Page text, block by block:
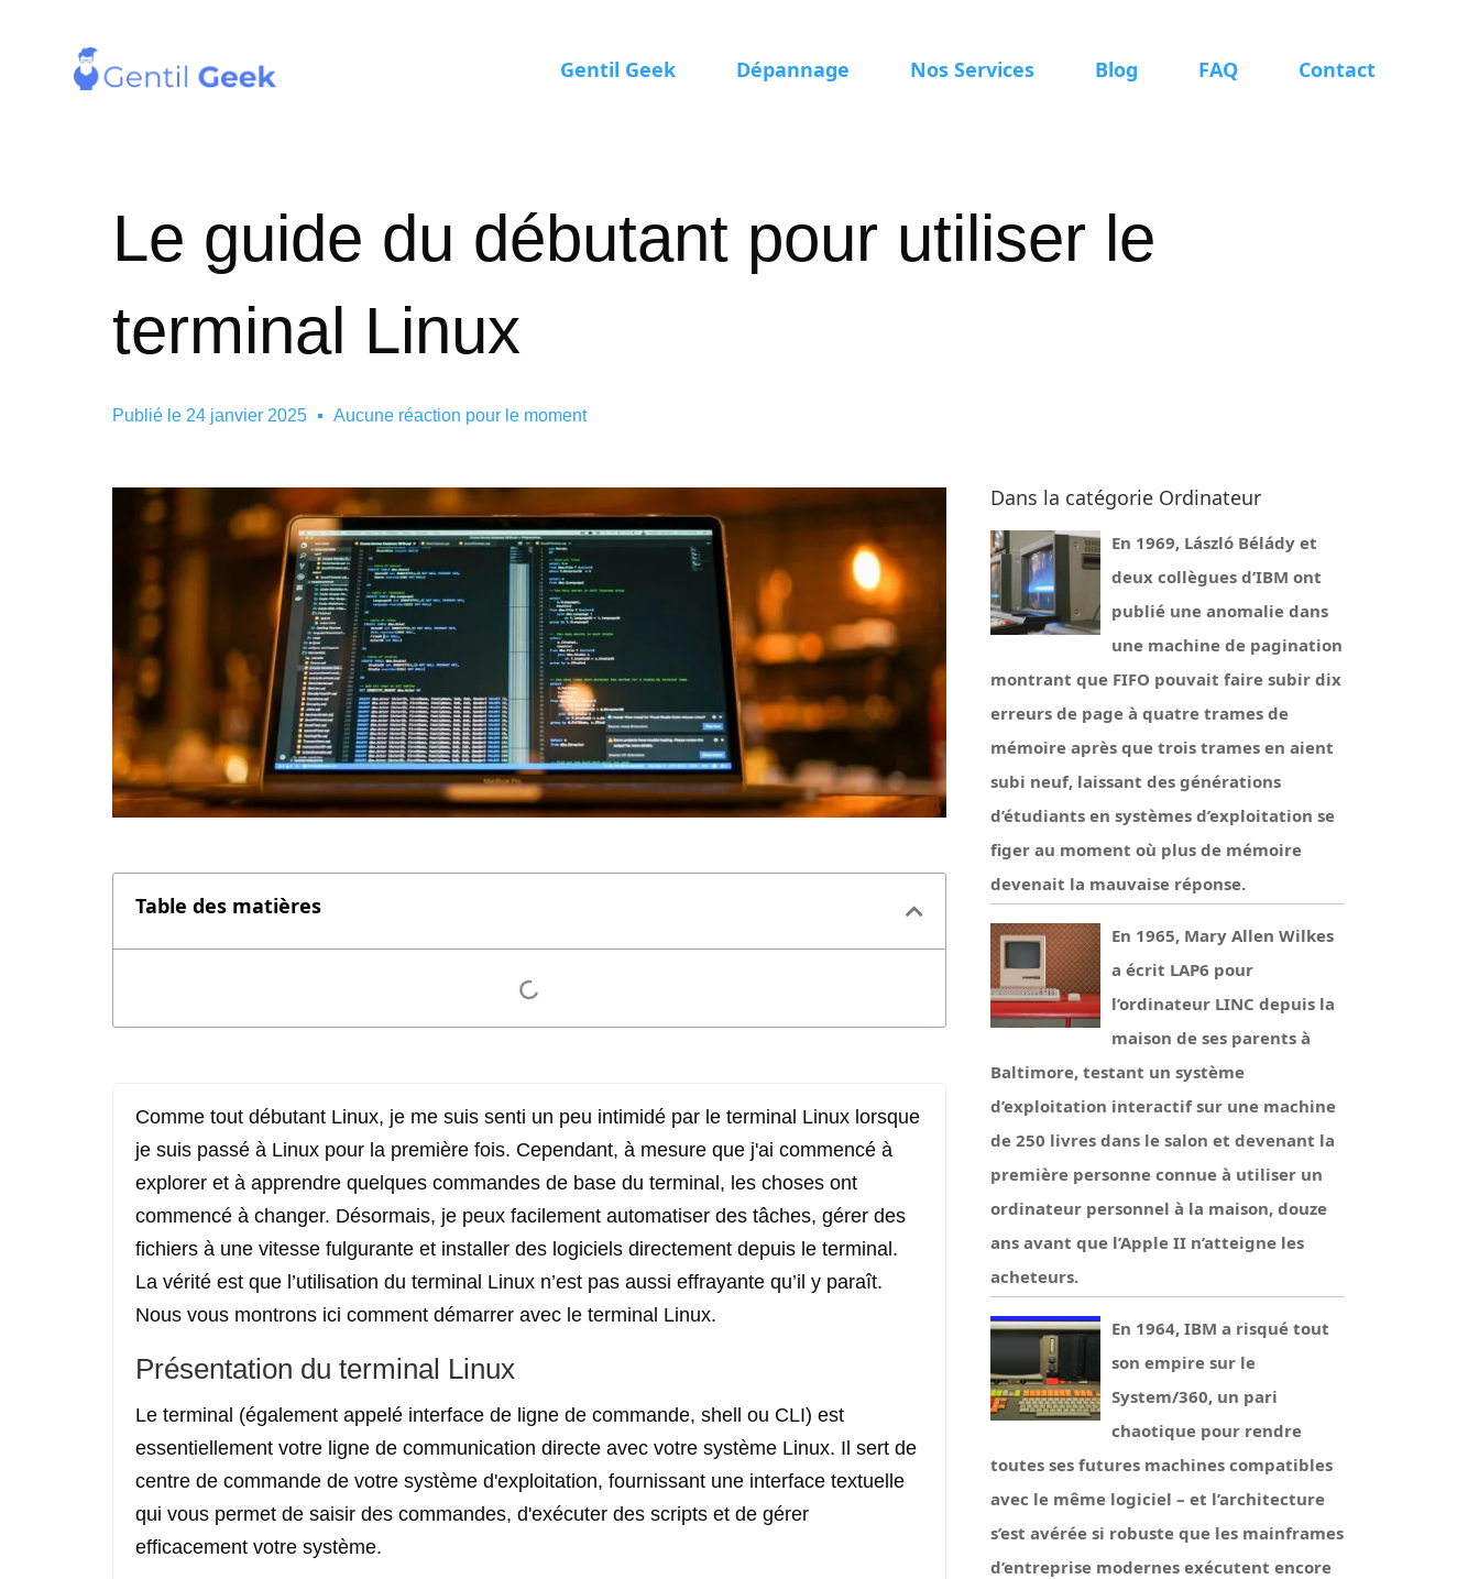
Gentil Geek Dépannage Nos Services Blog FAQ Contact
Le guide du débutant pour utiliser le
terminal Linux
Publié le 24 janvier 2025 Aucune réaction pour le moment
Table des matières
Comme tout débutant Linux, je me suis senti un peu intimidé par le terminal Linux lorsque
je suis passé à Linux pour la première fois. Cependant, à mesure que j'ai commencé à
explorer et à apprendre quelques commandes de base du terminal, les choses ont
commencé à changer. Désormais, je peux facilement automatiser des tâches, gérer des
fichiers à une vitesse fulgurante et installer des logiciels directement depuis le terminal.
La vérité est que l’utilisation du terminal Linux n’est pas aussi effrayante qu’il y paraît.
Nous vous montrons ici comment démarrer avec le terminal Linux.
Présentation du terminal Linux
Le terminal (également appelé interface de ligne de commande, shell ou CLI) est
essentiellement votre ligne de communication directe avec votre système Linux. Il sert de
centre de commande de votre système d'exploitation, fournissant une interface textuelle
qui vous permet de saisir des commandes, d'exécuter des scripts et de gérer
efficacement votre système.
Dans la catégorie Ordinateur
En 1969, László Bélády et
deux collègues d’IBM ont
publié une anomalie dans
une machine de pagination
montrant que FIFO pouvait faire subir dix
erreurs de page à quatre trames de
mémoire après que trois trames en aient
subi neuf, laissant des générations
d’étudiants en systèmes d’exploitation se
figer au moment où plus de mémoire
devenait la mauvaise réponse.
En 1965, Mary Allen Wilkes
a écrit LAP6 pour
l’ordinateur LINC depuis la
maison de ses parents à
Baltimore, testant un système
d’exploitation interactif sur une machine
de 250 livres dans le salon et devenant la
première personne connue à utiliser un
ordinateur personnel à la maison, douze
ans avant que l’Apple II n’atteigne les
acheteurs.
En 1964, IBM a risqué tout
son empire sur le
System/360, un pari
chaotique pour rendre
toutes ses futures machines compatibles
avec le même logiciel – et l’architecture
s’est avérée si robuste que les mainframes
d’entreprise modernes exécutent encore